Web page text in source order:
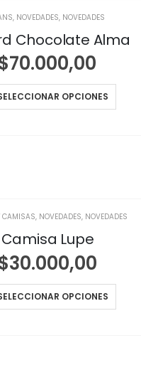
, NOVEDADES, NOVEDADES
Chocolate Alma
70.000,00
OPCIONES
CAMISAS, NOVEDADES, NOVEDADES
Camisa Lupe
30.000,00
OPCIONES